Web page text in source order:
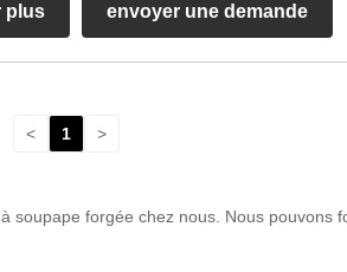
plus envoyer une demande
< 1 >
forgée chez nous. Nous pouvons